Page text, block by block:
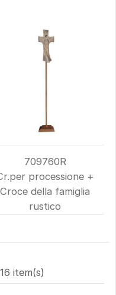
709760R
processione +
Croce della famiglia
rustico
item(s)